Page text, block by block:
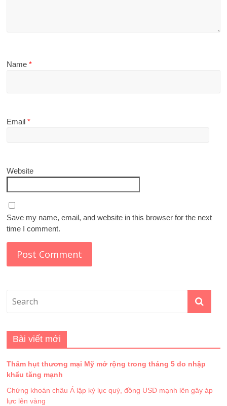
Name*
Email*
Website
Save my name, email, and website in this browser for the next
time I comment.
Bài viết mới
Thâm hụt thương mại Mỹ mở rộng trong tháng 5 do nhập
khẩu tăng mạnh
Chứng khoán châu Á lập kỷ lục quý, đồng USD mạnh lên gây áp
lực lên vàng